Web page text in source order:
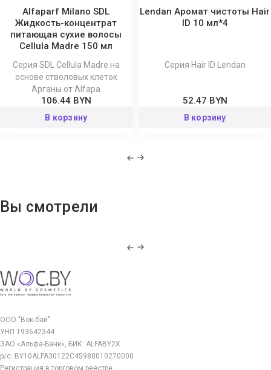
Alfaparf Milano SDL
Жидкость-концентрат
питающая сухие волосы
Cellula Madre 150 мл
Серия SDL Cellula Madre на
основе стволовых клеток
Арганы от Alfapa
106.44 BYN
В корзину
Lendan Аромат чистоты Hair
ID 10 мл*4
Серия Hair ID Lendan
52.47 BYN
В корзину
Вы смотрели
ООО "Вок-бай"
УНП 193642344
ЗАО «Альфа-Банк», БИК: ALFABY2X
р/с: BY10ALFA30122C45980010270000